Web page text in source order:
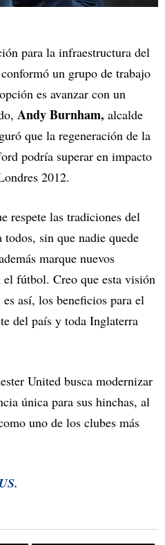
para la infraestructura del
un grupo de trabajo
es avanzar con un
Andy Burnham, alcalde
que la regeneración de la
podría superar en impacto
2012.
respete las tradiciones del
sin que nadie quede
marque nuevos
el fútbol. Creo que esta visión
así, los beneficios para el
del país y toda Inglaterra
United busca modernizar
única para sus hinchas, al
uno de los clubes más